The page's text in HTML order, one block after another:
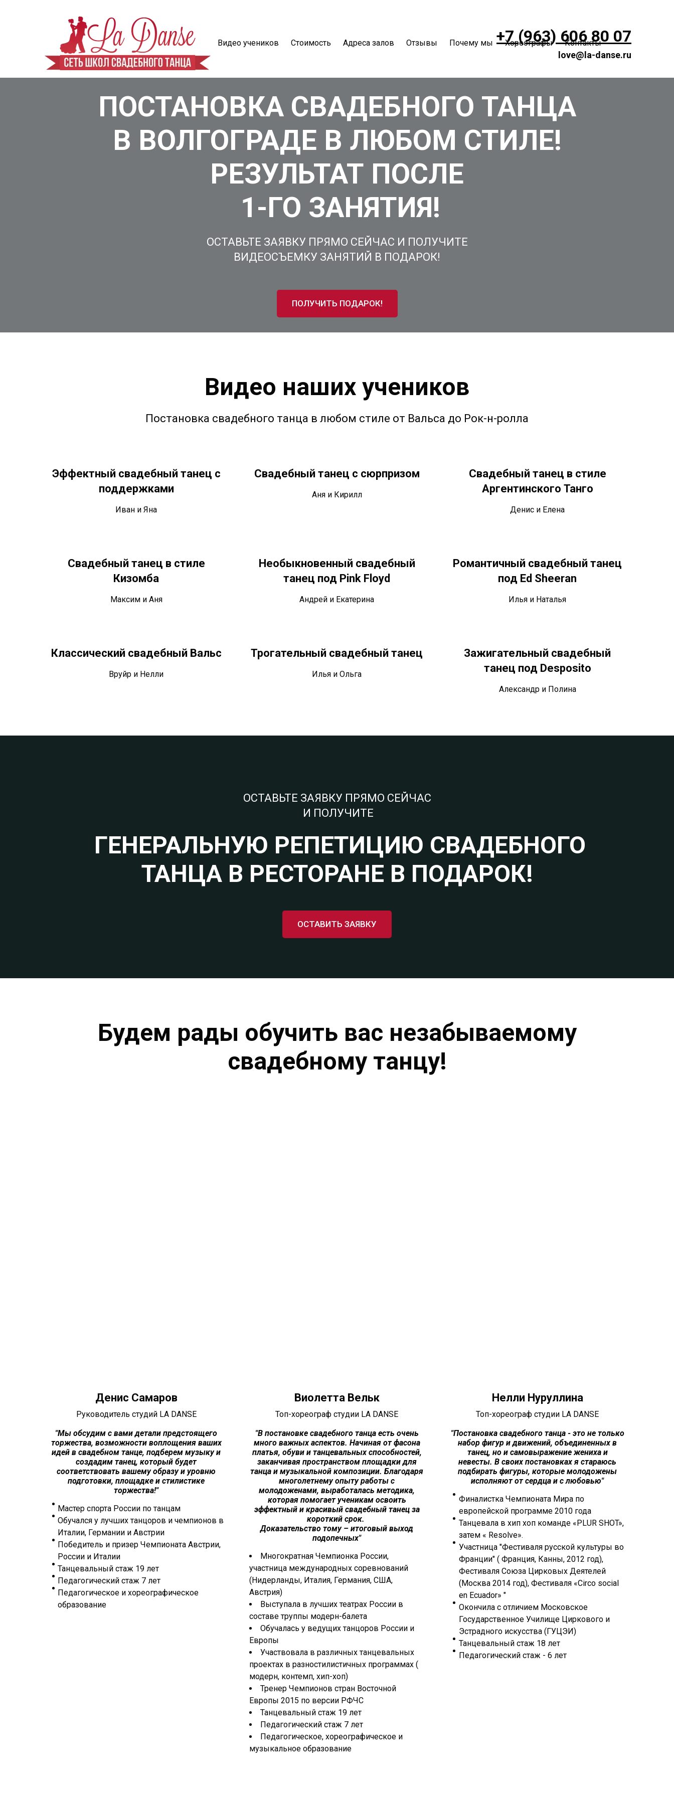
Видео учеников Стоимость Адреса залов Отзывы Почему мы Хореографы Контакты
+7 (963) 606 80 07
love@la-danse.ru
ПОСТАНОВКА СВАДЕБНОГО ТАНЦА
В ВОЛГОГРАДЕ В ЛЮБОМ СТИЛЕ!
РЕЗУЛЬТАТ ПОСЛЕ
1-ГО ЗАНЯТИЯ!
ОСТАВЬТЕ ЗАЯВКУ ПРЯМО СЕЙЧАС И ПОЛУЧИТЕ
ВИДЕОСЪЕМКУ ЗАНЯТИЙ В ПОДАРОК!
ПОЛУЧИТЬ ПОДАРОК!
Видео наших учеников
Постановка свадебного танца в любом стиле от Вальса до Рок-н-ролла
Эффектный свадебный танец с
поддержками
Иван и Яна
Свадебный танец с сюрпризом
Аня и Кирилл
Свадебный танец в стиле
Аргентинского Танго
Денис и Елена
Свадебный танец в стиле
Кизомба
Максим и Аня
Необыкновенный свадебный
танец под Pink Floyd
Андрей и Екатерина
Романтичный свадебный танец
под Ed Sheeran
Илья и Наталья
Классический свадебный Вальс
Вруйр и Нелли
Трогательный свадебный танец
Илья и Ольга
Зажигательный свадебный
танец под Desposito
Александр и Полина
ОСТАВЬТЕ ЗАЯВКУ ПРЯМО СЕЙЧАС
И ПОЛУЧИТЕ
ГЕНЕРАЛЬНУЮ РЕПЕТИЦИЮ СВАДЕБНОГО
ТАНЦА В РЕСТОРАНЕ В ПОДАРОК!
ОСТАВИТЬ ЗАЯВКУ
Будем рады обучить вас незабываемому
свадебному танцу!
Денис Самаров
Руководитель студий LA DANSE
"Мы обсудим с вами детали предстоящего
торжества, возможности воплощения ваших
идей в свадебном танце, подберем музыку и
создадим танец, который будет
соответствовать вашему образу и уровню
подготовки, площадке и стилистике
торжества!"
Мастер спорта России по танцам
Обучался у лучших танцоров и чемпионов в
Италии, Германии и Австрии
Победитель и призер Чемпионата Австрии,
России и Италии
Танцевальный стаж 19 лет
Педагогический стаж 7 лет
Педагогическое и хореографическое
образование
Виолетта Вельк
Топ-хореограф студии LA DANSE
"В постановке свадебного танца есть очень
много важных аспектов. Начиная от фасона
платья, обуви и танцевальных способностей,
заканчивая пространством площадки для
танца и музыкальной композиции. Благодаря
многолетнему опыту работы с
молодоженами, выработалась методика,
которая помогает ученикам освоить
эффектный и красивый свадебный танец за
короткий срок.
Доказательство тому – итоговый выход
подопечных"
Многократная Чемпионка России,
участница международных соревнований
(Нидерланды, Италия, Германия, США,
Австрия)
Выступала в лучших театрах России в
составе труппы модерн-балета
Обучалась у ведущих танцоров России и
Европы
Участвовала в различных танцевальных
проектах в разностилистичных программах (
модерн, контемп, хип-хоп)
Тренер Чемпионов стран Восточной
Европы 2015 по версии РФЧС
Танцевальный стаж 19 лет
Педагогический стаж 7 лет
Педагогическое, хореографическое и
музыкальное образование
Нелли Нуруллина
Топ-хореограф студии LA DANSE
"Постановка свадебного танца - это не только
набор фигур и движений, объединенных в
танец, но и самовыражение жениха и
невесты. В своих постановках я стараюсь
подбирать фигуры, которые молодожены
исполняют от сердца и с любовью"
Финалистка Чемпионата Мира по
европейской программе 2010 года
Танцевала в хип хоп команде «PLUR SHOT»,
затем « Resolve».
Участница "Фестиваля русской культуры во
Франции" ( Франция, Канны, 2012 год),
Фестиваля Союза Цирковых Деятелей
(Москва 2014 год), Фестиваля «Circo social
en Ecuador» "
Окончила с отличием Московское
Государственное Училище Циркового и
Эстрадного искусства (ГУЦЭИ)
Танцевальный стаж 18 лет
Педагогический стаж - 6 лет